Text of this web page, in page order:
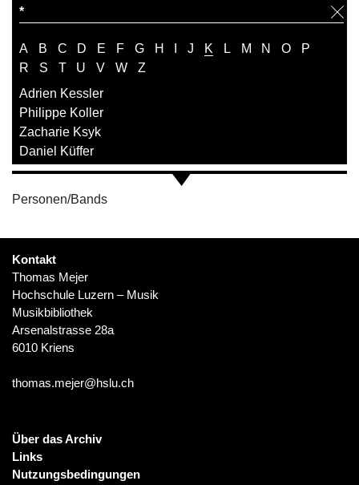
*
A B C D E F G H J K L M N O
P
R
S T U V W
Z
Adrien Kessler
Philippe Koller
Zacharie Ksyk
Daniel Küffer
Personen/Bands
Kontakt
Thomas Mejer
Hochschule Luzern – Musik
Musikbibliothek
Arsenalstrasse 28a
6010 Kriens
thomas.mejer@hslu.ch
Über das Archiv
Links
Nutzungsbedingungen